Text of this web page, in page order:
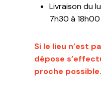
Livraison du
7h30 à 18h00
Si le lieu n’est
dépose
proche possible.